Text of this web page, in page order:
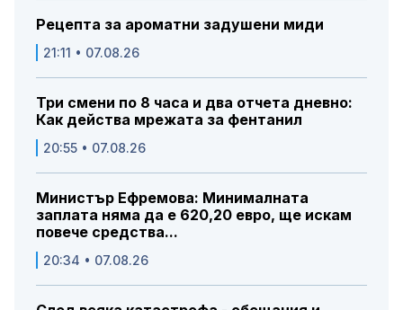
Рецепта за ароматни задушени миди
21:11 • 07.08.26
Три смени по 8 часа и два отчета дневно:
Как действа мрежата за фентанил
20:55 • 07.08.26
Министър Ефремова: Минималната
заплата няма да е 620,20 евро, ще искам
повече средства...
20:34 • 07.08.26